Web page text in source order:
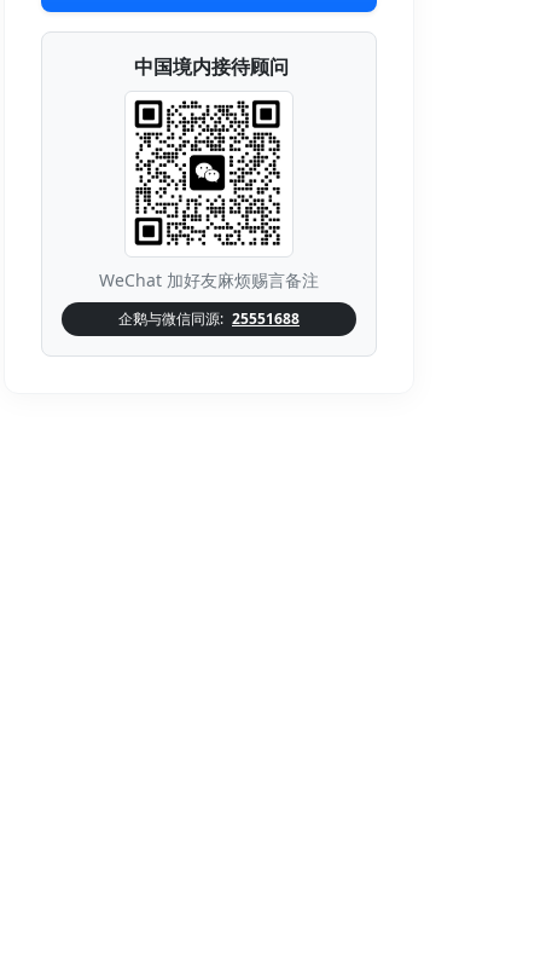
中国境内接待顾问
WeChat 加好友麻烦赐言备注
企鹅与微信同源: 25551688